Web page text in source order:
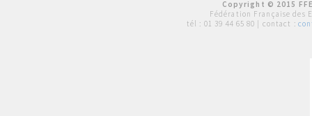
Copyright © 2015
Fédération Française des
tél : 01 39 44 65 80 | contact :